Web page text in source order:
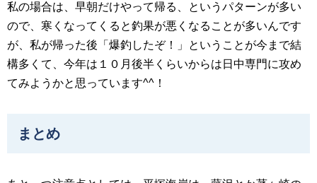
私の場合は、早朝だけやって帰る、というパターンが多い
ので、寒くなってくると釣果が悪くなることが多いんです
が、私が帰った後「爆釣したぞ！」ということが今まで結
構多くて、今年は１０月後半くらいからは日中専門に攻め
てみようかと思っています^^！
まとめ